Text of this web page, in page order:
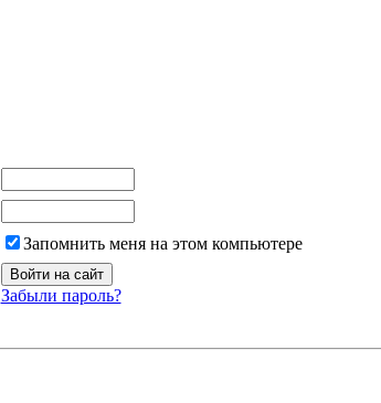
Запомнить меня на этом компьютере
Забыли пароль?